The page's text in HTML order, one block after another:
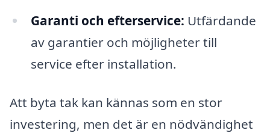
Garanti och efterservice: Utfärdande
av garantier och möjligheter till
service efter installation.
Att byta tak kan kännas som en stor
investering, men det är en nödvändighet